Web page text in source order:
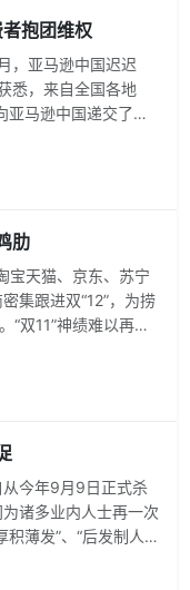
抱团维权
，亚马逊中国迟迟
悉，来自全国各地
马逊中国递交了律
肋
宝天猫、京东、苏宁
集跟进双“12”，为捞
“双11”神绩难以再
今年9月9日正式杀
诸多业内人士再一次
薄发”、“后发制人”
不得不思考为什么看